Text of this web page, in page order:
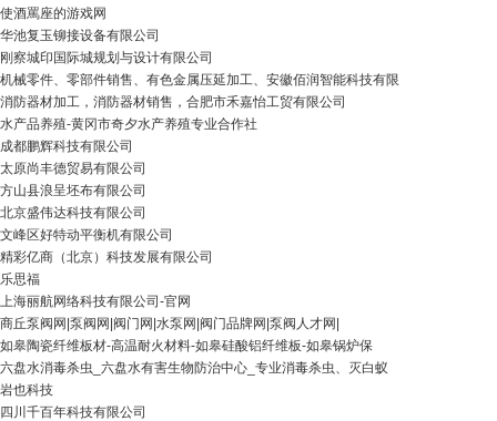
使酒罵座的游戏网
华池复玉铆接设备有限公司
刚察城印国际城规划与设计有限公司
机械零件、零部件销售、有色金属压延加工、安徽佰润智能科技有限
消防器材加工，消防器材销售，合肥市禾嘉怡工贸有限公司
水产品养殖-黄冈市奇夕水产养殖专业合作社
成都鹏辉科技有限公司
太原尚丰德贸易有限公司
方山县浪呈坯布有限公司
北京盛伟达科技有限公司
文峰区好特动平衡机有限公司
精彩亿商（北京）科技发展有限公司
乐思福
上海丽航网络科技有限公司-官网
商丘泵阀网|泵阀网|阀门网|水泵网|阀门品牌网|泵阀人才网|
如皋陶瓷纤维板材-高温耐火材料-如皋硅酸铝纤维板-如皋锅炉保
六盘水消毒杀虫_六盘水有害生物防治中心_专业消毒杀虫、灭白蚁
岩也科技
四川千百年科技有限公司